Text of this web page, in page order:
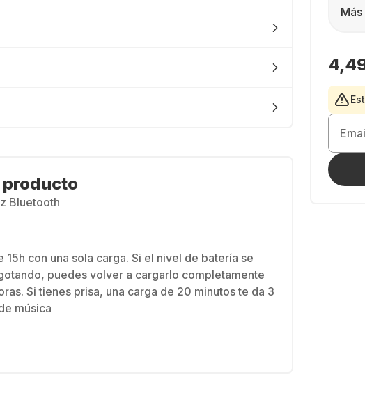
Bluetooth
15h con una sola carga. Si el nivel de batería se
puedes volver a cargarlo completamente
Si tienes prisa, una carga de 20 minutos te da 3
música